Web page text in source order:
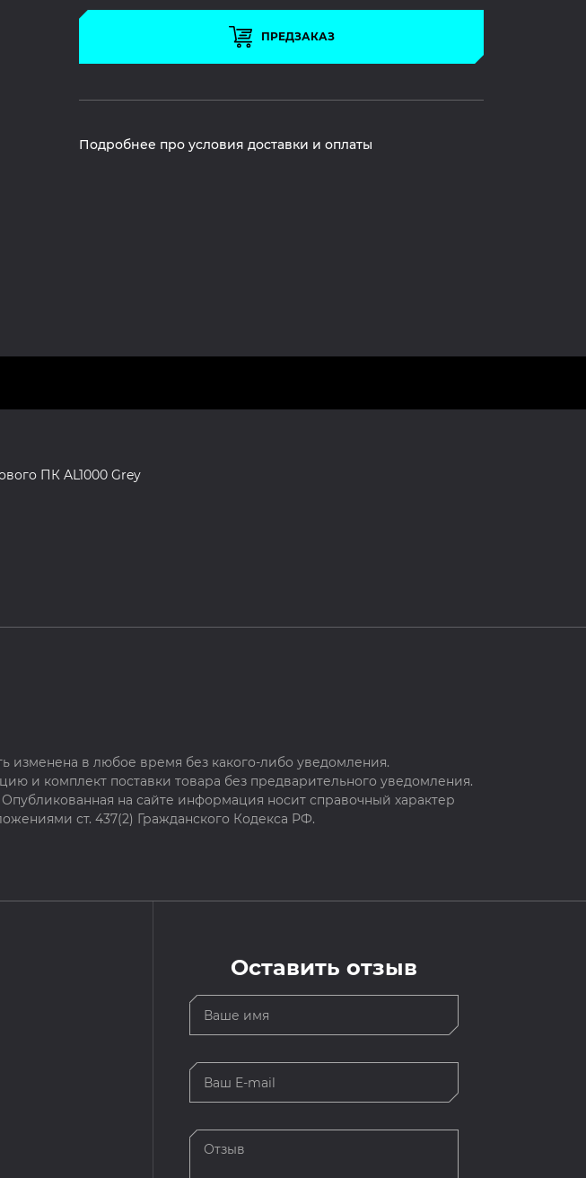
ПРЕДЗАКАЗ
Подробнее про условия доставки и оплаты
ПК AL1000 Grey
изменена в любое время без какого-либо уведомления.
и комплект поставки товара без предварительного уведомления.
на сайте информация носит справочный характер
ст. 437(2) Гражданского Кодекса РФ.
Оставить отзыв